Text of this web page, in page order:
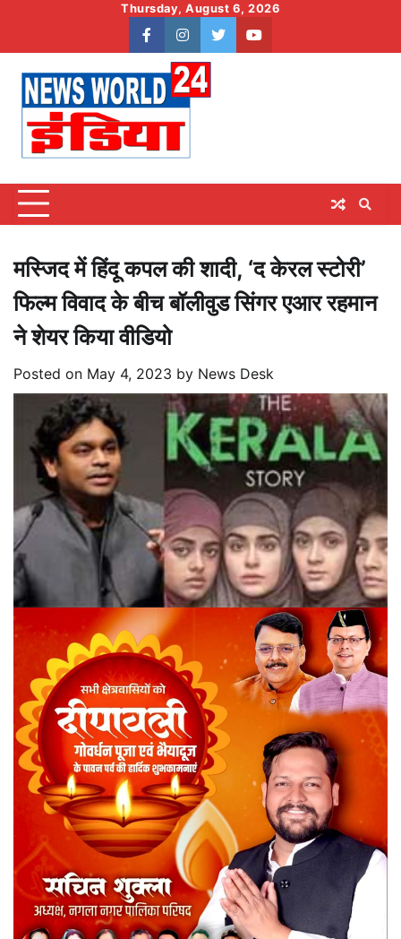
content
Thursday, August 6, 2026
facebookinstagram
twitteryoutube
मस्जिद में हिंदू कपल की शादी, ‘द केरल स्टोरी’
फिल्म विवाद के बीच बॉलीवुड सिंगर एआर रहमान
ने शेयर किया वीडियो
Posted on May 4, 2023 by News Desk